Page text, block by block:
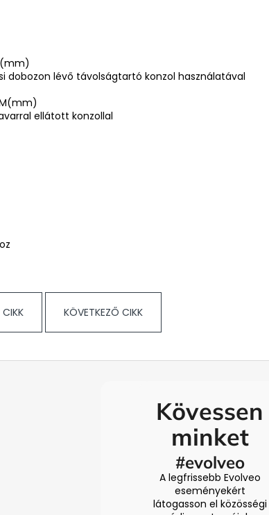
(mm)
dobozon lévő távolságtartó konzol használatával
ellátott konzollal
KÖVETKEZŐ CIKK
Kövessen
minket
#evolveo
A legfrissebb Evolveo
eseményekért
látogasson el közösségi